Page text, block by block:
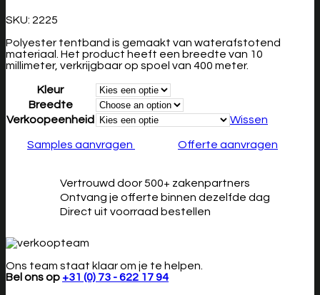
SKU: 2225
Polyester tentband is gemaakt van waterafstotend
materiaal. Het product heeft een breedte van 10
millimeter, verkrijgbaar op spoel van 400 meter.
Kleur
Breedte
Verkoopeenheid
Wissen
Samples aanvragen Offerte aanvragen
Vertrouwd door 500+ zakenpartners
Ontvang je offerte binnen dezelfde dag
Direct uit voorraad bestellen
Ons team staat klaar om je te helpen.
Bel ons op +31 (0) 73 - 622 17 94